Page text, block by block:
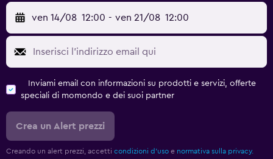
ven 14/08 12:00 - ven 21/08 12:00
Inviami email con informazioni su prodotti e servizi, offerte
speciali di momondo e dei suoi partner
Crea un Alert prezzi
Creando un alert prezzi, accetti condizioni d'uso e normativa sulla privacy.